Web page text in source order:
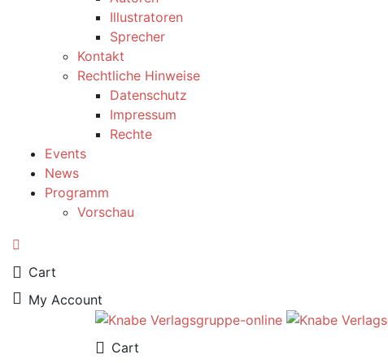
Illustratoren
Sprecher
Kontakt
Rechtliche Hinweise
Datenschutz
Impressum
Rechte
Events
News
Programm
Vorschau
Cart
My Account
Cart